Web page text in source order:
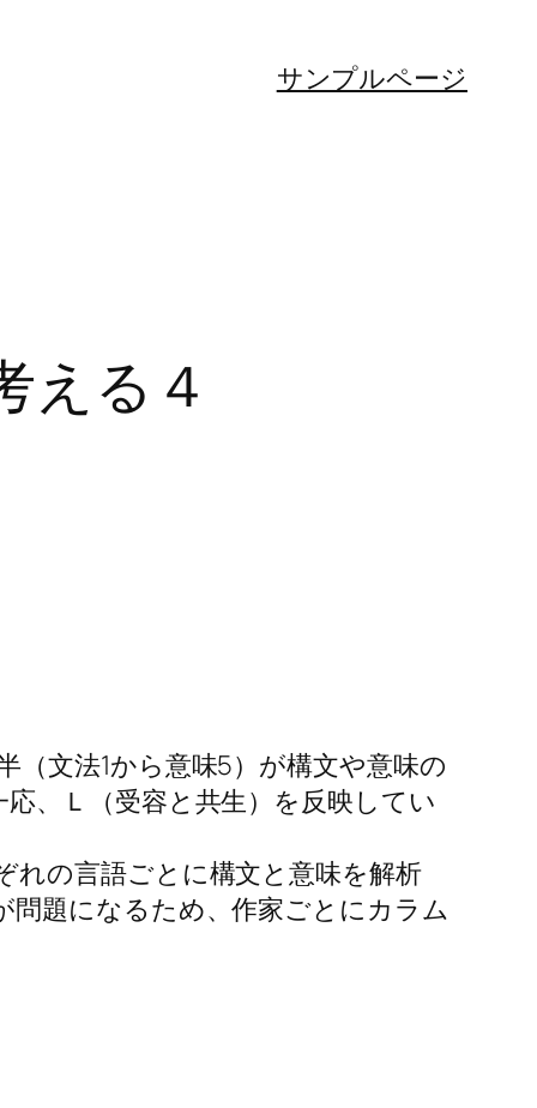
サンプルページ
える４
文法1から意味5）が構文や意味の
、Ｌ（受容と共生）を反映してい
の言語ごとに構文と意味を解析
問題になるため、作家ごとにカラム